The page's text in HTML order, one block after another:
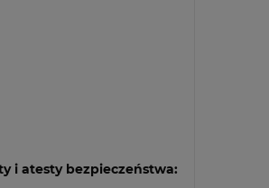
i atesty bezpieczeństwa: